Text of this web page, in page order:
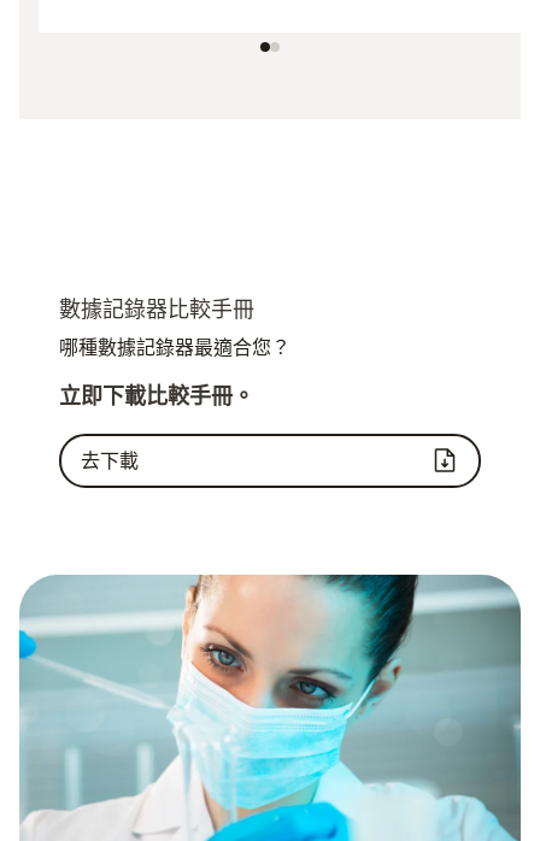
數據記錄器比較手冊
哪種數據記錄器最適合您？
立即下載比較手冊。
去下載